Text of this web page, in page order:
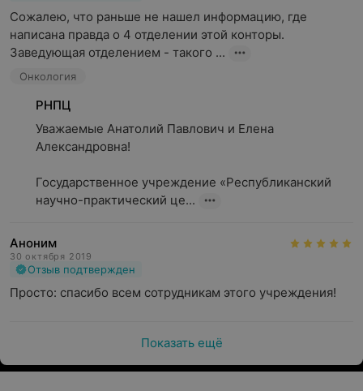
Сожалею, что раньше не нашел информацию, где
написана правда о 4 отделении этой конторы.
Заведующая отделением - такого ...
Онкология
РНПЦ
Уважаемые Анатолий Павлович и Елена
Александровна!
Государственное учреждение «Республиканский
научно-практический це...
Аноним
30 октября 2019
Отзыв подтвержден
Просто: спасибо всем сотрудникам этого учреждения!
Показать ещё